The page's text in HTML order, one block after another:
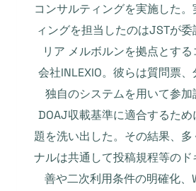
コンサルティングを実施した
ィングを担当したのはJSTが
リア メルボルンを拠点とす
会社INLEXIO。彼らは質問票
独自のシステムを用いて参加
DOAJ収載基準に適合するた
題を洗い出した。その結果、
ナルは共通して投稿規程等の
善や二次利用条件の明確化、